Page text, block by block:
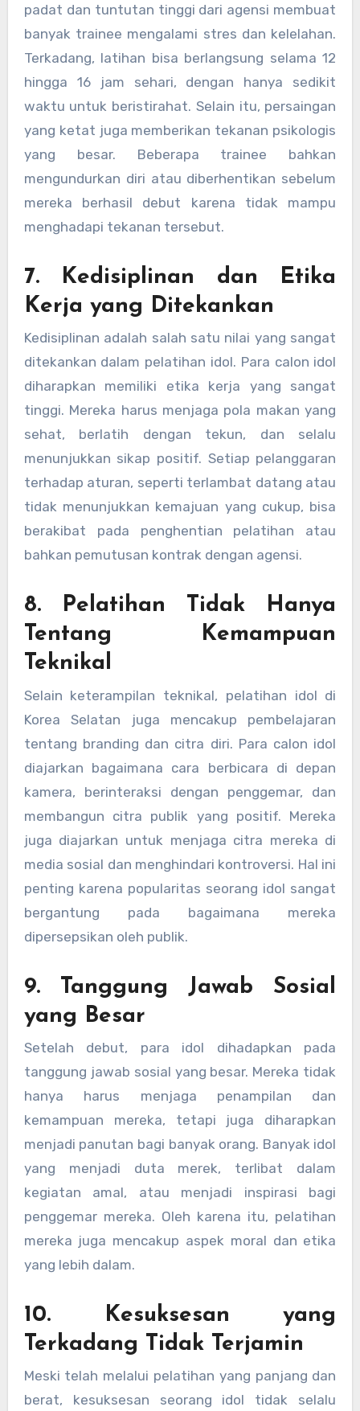
padat dan tuntutan tinggi dari agensi membuat
banyak trainee mengalami stres dan kelelahan.
Terkadang, latihan bisa berlangsung selama 12
hingga 16 jam sehari, dengan hanya sedikit
waktu untuk beristirahat. Selain itu, persaingan
yang ketat juga memberikan tekanan psikologis
yang besar. Beberapa trainee bahkan
mengundurkan diri atau diberhentikan sebelum
mereka berhasil debut karena tidak mampu
menghadapi tekanan tersebut.
7. Kedisiplinan dan Etika
Kerja yang Ditekankan
Kedisiplinan adalah salah satu nilai yang sangat
ditekankan dalam pelatihan idol. Para calon idol
diharapkan memiliki etika kerja yang sangat
tinggi. Mereka harus menjaga pola makan yang
sehat, berlatih dengan tekun, dan selalu
menunjukkan sikap positif. Setiap pelanggaran
terhadap aturan, seperti terlambat datang atau
tidak menunjukkan kemajuan yang cukup, bisa
berakibat pada penghentian pelatihan atau
bahkan pemutusan kontrak dengan agensi.
8. Pelatihan Tidak Hanya
Tentang Kemampuan
Teknikal
Selain keterampilan teknikal, pelatihan idol di
Korea Selatan juga mencakup pembelajaran
tentang branding dan citra diri. Para calon idol
diajarkan bagaimana cara berbicara di depan
kamera, berinteraksi dengan penggemar, dan
membangun citra publik yang positif. Mereka
juga diajarkan untuk menjaga citra mereka di
media sosial dan menghindari kontroversi. Hal ini
penting karena popularitas seorang idol sangat
bergantung pada bagaimana mereka
dipersepsikan oleh publik.
9. Tanggung Jawab Sosial
yang Besar
Setelah debut, para idol dihadapkan pada
tanggung jawab sosial yang besar. Mereka tidak
hanya harus menjaga penampilan dan
kemampuan mereka, tetapi juga diharapkan
menjadi panutan bagi banyak orang. Banyak idol
yang menjadi duta merek, terlibat dalam
kegiatan amal, atau menjadi inspirasi bagi
penggemar mereka. Oleh karena itu, pelatihan
mereka juga mencakup aspek moral dan etika
yang lebih dalam.
10. Kesuksesan yang
Terkadang Tidak Terjamin
Meski telah melalui pelatihan yang panjang dan
berat, kesuksesan seorang idol tidak selalu